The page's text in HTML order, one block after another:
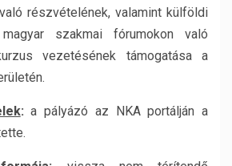
részvételének, valamint külföldi
szakmai fórumokon való
vezetésének támogatása a
:a pályázó az NKA portálján a